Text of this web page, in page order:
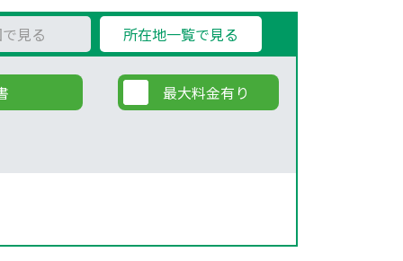
見る 所在地一覧で見る
最大料金有り